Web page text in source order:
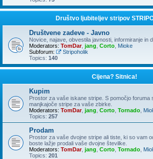
Društvo ljubiteljev stripov
Društvene zadeve - Javno
Novice, najave, obvestila javnosti, informiranje in
Moderators: TomDar, jang Corto Mioke
Subforum:
Stripoholik
Topics: 140
Cijena? Sitnica!
Kupim
Prostor za vaše iskane stripe. S pomočjo foruma
manjkajoče stripe za vaše zbirke.
Moderators: TomDar, jang Corto Tornado
Topics: 257
Prodam
Prostor za vaše dvojne stripe ali tiste, ki so vam
boste lažje prodali vaše dvojne številke.
Moderators: TomDar, jang Corto Tornado
Topics: 201